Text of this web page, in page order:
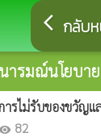
arrow_back_ios กลับ
ารมณ์นโยบา
ารไม่รับของขวั
visibility 82